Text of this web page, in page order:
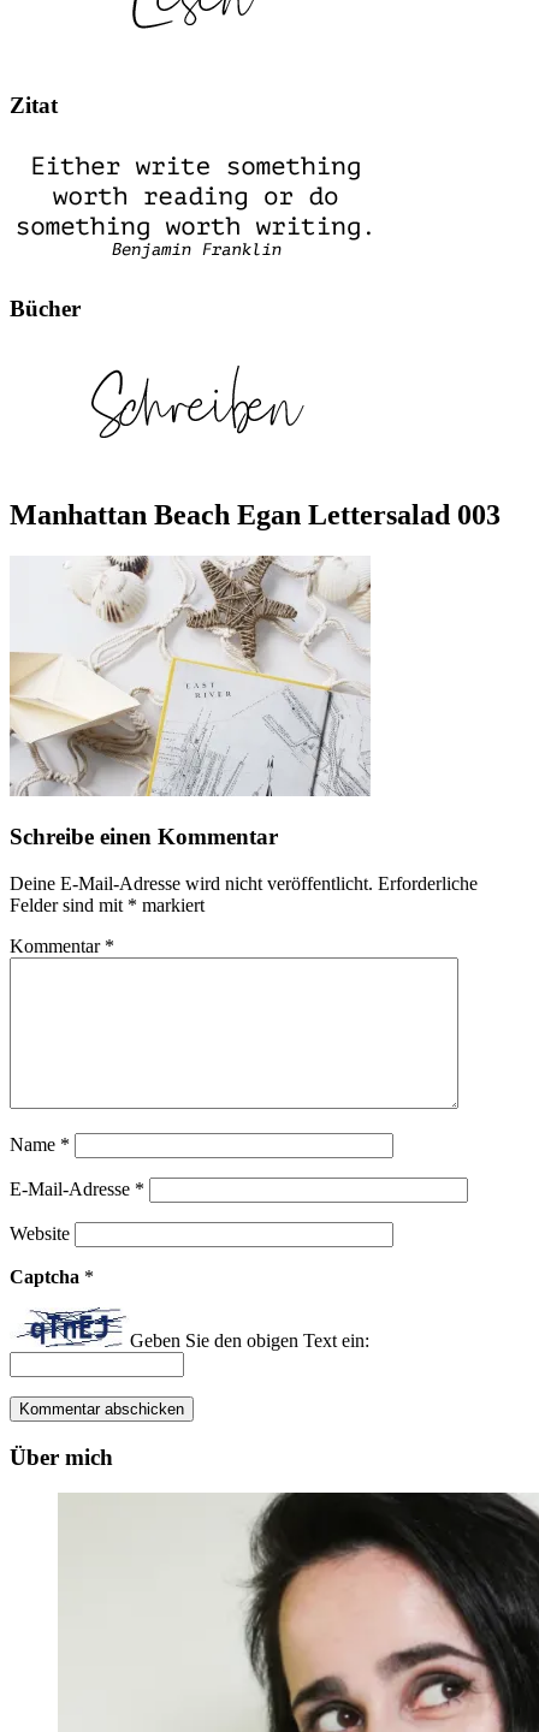
Zitat
Bücher
Manhattan Beach Egan Lettersalad 003
Schreibe einen Kommentar
Deine E-Mail-Adresse wird nicht veröffentlicht. Erforderliche
Felder sind mit * markiert
Kommentar *
Name *
E-Mail-Adresse *
Website
Captcha *
Geben Sie den obigen Text ein:
Über mich